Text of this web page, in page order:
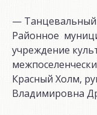
— Танцевальный
Районное
учреждение
Красный Холм,
Владимировна